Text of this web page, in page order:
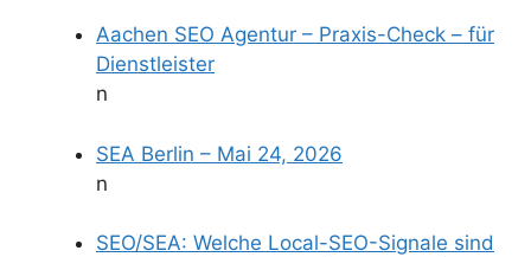
Aachen SEO Agentur – Praxis-Check – für
Dienstleister
n
SEA Berlin – Mai 24, 2026
n
SEO/SEA: Welche Local-SEO-Signale sind